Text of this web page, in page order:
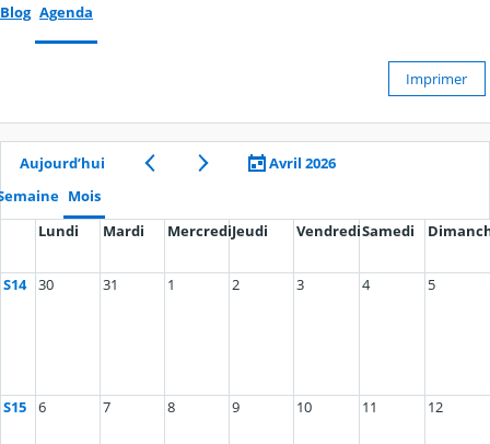
Blog Agenda
Imprimer
Aujourd’hui
Avril 2026
Mois
Lundi
Mardi MercrediJeudi VendrediSamedi
S14 30 31 1 2 3 4 5
S15 6 7 8 9 10 11 12